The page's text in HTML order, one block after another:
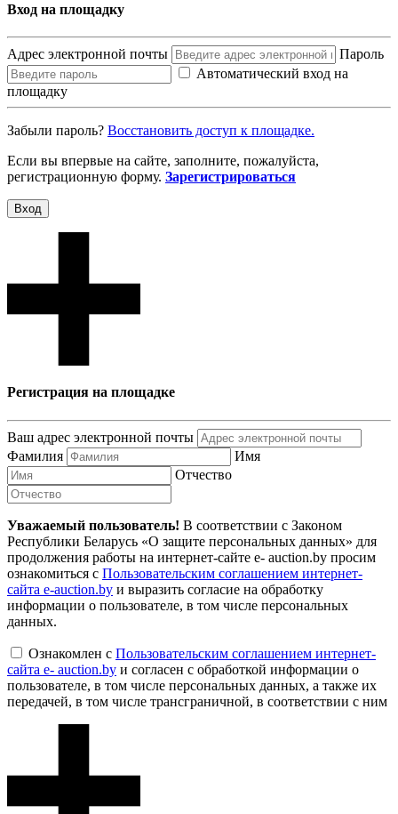
Вход на площадку
Адрес электронной почты
Пароль
Автоматический вход на
площадку
Забыли пароль? Восcтановить доступ к площадке.
Если вы впервые на сайте, заполните, пожалуйста,
регистрационную форму. Зарегистрироваться
Вход
Регистрация на площадке
Ваш адрес электронной почты
Фамилия
Имя
Отчество
Уважаемый пользователь! В соответствии с Законом
Республики Беларусь «О защите персональных данных» для
продолжения работы на интернет-сайте e- auction.by просим
ознакомиться с Пользовательским соглашением интернет-
сайта e-auction.by и выразить согласие на обработку
информации о пользователе, в том числе персональных
данных.
Ознакомлен с Пользовательским соглашением интернет-
сайта e- auction.by и согласен с обработкой информации о
пользователе, в том числе персональных данных, а также их
передачей, в том числе трансграничной, в соответствии с ним